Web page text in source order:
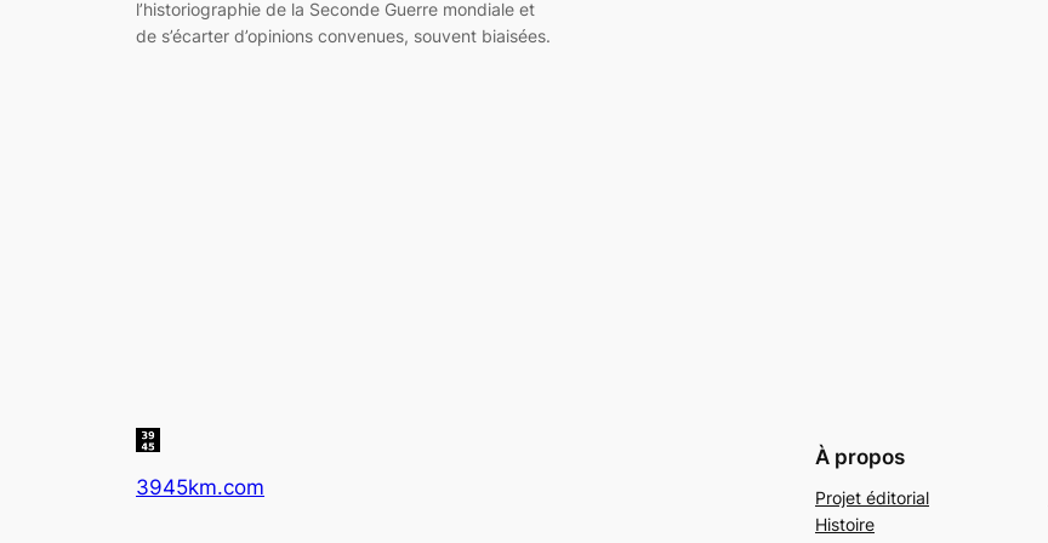
l’historiographie de la Seconde Guerre mondiale et
de s’écarter d’opinions convenues, souvent biaisées.
3945km.com
À propos
Projet éditorial
Histoire